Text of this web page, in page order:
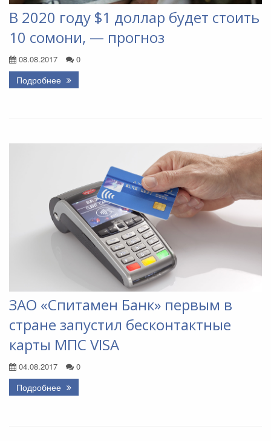
В 2020 году $1 доллар будет стоить
10 сомони, — прогноз
08.08.2017 0
Подробнее
ЗАО «Спитамен Банк» первым в
стране запустил бесконтактные
карты МПС VISA
04.08.2017 0
Подробнее